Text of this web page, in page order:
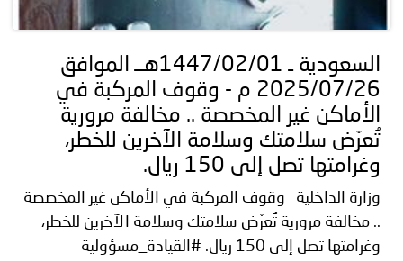
السعودية ـ 1447/02/01هــ الموافق
2025/07/26 م - وقوف المركبة في
الأماكن غير المخصصة .. مخالفة مرورية
تُعرّض سلامتك وسلامة الآخرين للخطر،
وغرامتها تصل إلى 150 ريال.
وزارة الداخلية وقوف المركبة في الأماكن غير المخصصة
.. مخالفة مرورية تُعرّض سلامتك وسلامة الآخرين للخطر،
وغرامتها تصل إلى 150 ريال. #القيادة_مسؤولية